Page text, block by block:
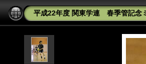
平成22年度 関東学連 春季管記